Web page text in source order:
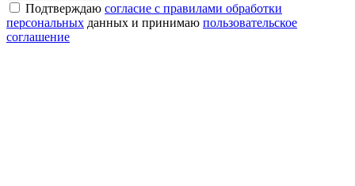
Подтверждаю согласие с правилами обработки
персональных данных и принимаю пользовательское
соглашение